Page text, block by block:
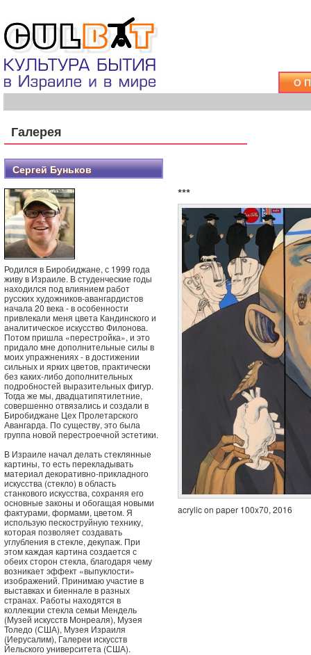
О
Галерея
Сергей Буньков
Родился в Биробиджане, с 1999 года
живу в Израиле. В студенческие годы
находился под влиянием работ
русских художников-авангардистов
начала 20 века - в особенности
привлекали меня цвета Кандинского и
аналитическое искусство Филонова.
Потом пришла «перестройка», и это
придало мне дополнительные силы в
моих упражнениях - в достижении
сильных и ярких цветов, практически
без каких-либо дополнительных
подробностей выразительных фигур.
Тогда же мы, двадцатипятилетние,
совершенно отвязались и создали в
Биробиджане Цех Пролетарского
Авангарда. По существу, это была
группа новой перестроечной эстетики.
В Израиле начал делать стеклянные
картины, то есть перекладывать
материал декоративно-прикладного
искусства (стекло) в область
станкового искусства, сохраняя его
основные законы и обогащая новыми
фактурами, формами, цветом. Я
использую пескоструйную технику,
которая позволяет создавать
углубления в стекле, декупаж. При
этом каждая картина создается с
обеих сторон стекла, благодаря чему
возникает эффект «выпуклости»
изображений. Принимаю участие в
выставках и биеннале в разных
странах. Работы находятся в
коллекции стекла семьи Мендель
(Музей искусств Монреаля), Музея
Толедо (США), Музея Израиля
(Иерусалим), Галереи искусств
Йельского университета (США).
***
acrylic on paper 100x70, 2016